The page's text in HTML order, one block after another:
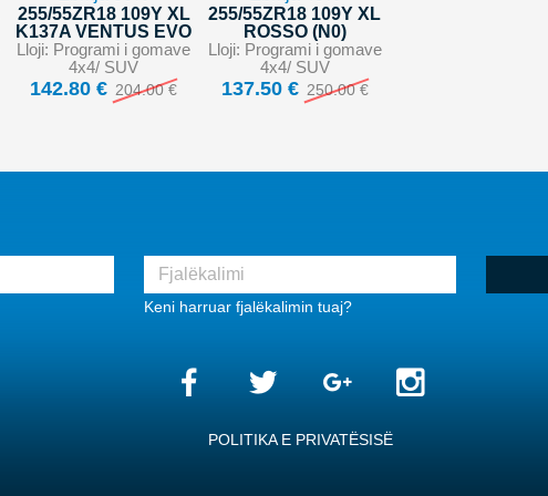
255/55ZR18 109Y XL
K137A VENTUS EVO
Lloji: Programi i gomave
4x4/ SUV
142.80 € 204.00 €
255/55ZR18 109Y XL
ROSSO (N0)
Lloji: Programi i gomave
4x4/ SUV
137.50 € 250.00 €
Keni harruar fjalëkalimin tuaj?
POLITIKA E PRIVATËSISË